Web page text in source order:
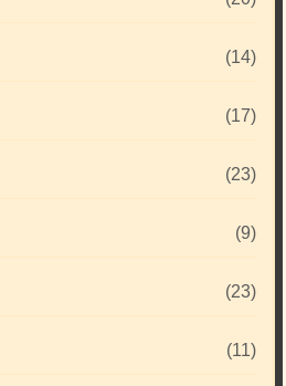
(14)
(17)
(23)
(9)
(23)
(11)